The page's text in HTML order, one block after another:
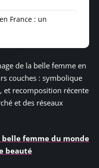
France : un
de la belle femme en
couches : symbolique
et recomposition récente
et des réseaux
belle femme du monde
beauté